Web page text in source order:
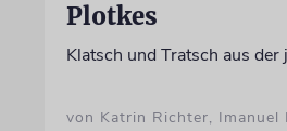
Plotkes
Klatsch und Tratsch aus
von Katrin Richter, Imanuel